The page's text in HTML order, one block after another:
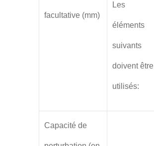
facultative (mm)
Les
éléments
suivants
doivent être
utilisés:
Capacité de